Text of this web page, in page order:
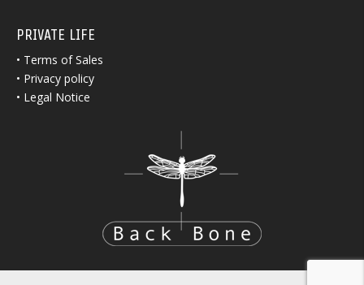
PRIVATE LIFE
• Terms of Sales
• Privacy policy
• Legal Notice